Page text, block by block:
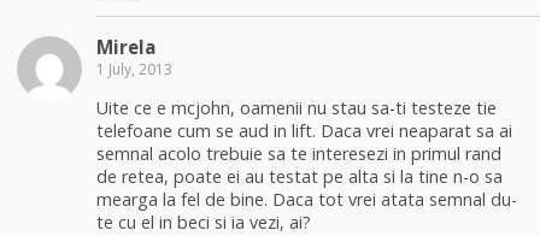
Mirela
1 July, 2013
Uite ce e mcjohn, oamenii nu stau sa-ti testeze tie
telefoane cum se aud in lift. Daca vrei neaparat sa ai
semnal acolo trebuie sa te interesezi in primul rand
de retea, poate ei au testat pe alta si la tine n-o sa
mearga la fel de bine. Daca tot vrei atata semnal du-
te cu el in beci si ia vezi, ai?